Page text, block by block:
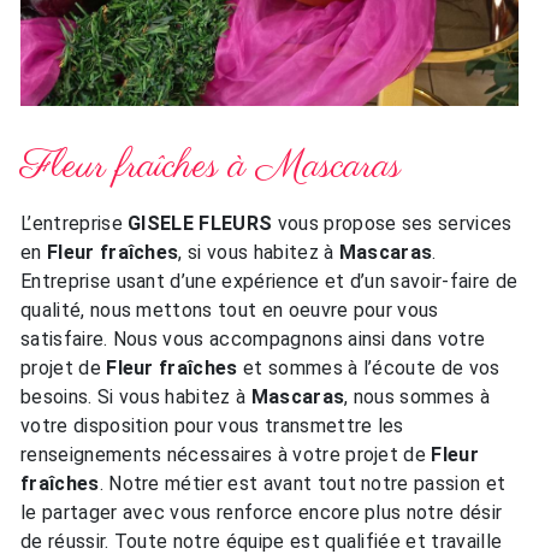
Fleur fraîches à Mascaras
L’entreprise GISELE FLEURS vous propose ses services
en Fleur fraîches, si vous habitez à Mascaras.
Entreprise usant d’une expérience et d’un savoir-faire de
qualité, nous mettons tout en oeuvre pour vous
satisfaire. Nous vous accompagnons ainsi dans votre
projet de Fleur fraîches et sommes à l’écoute de vos
besoins. Si vous habitez à Mascaras, nous sommes à
votre disposition pour vous transmettre les
renseignements nécessaires à votre projet de Fleur
fraîches. Notre métier est avant tout notre passion et
le partager avec vous renforce encore plus notre désir
de réussir. Toute notre équipe est qualifiée et travaille